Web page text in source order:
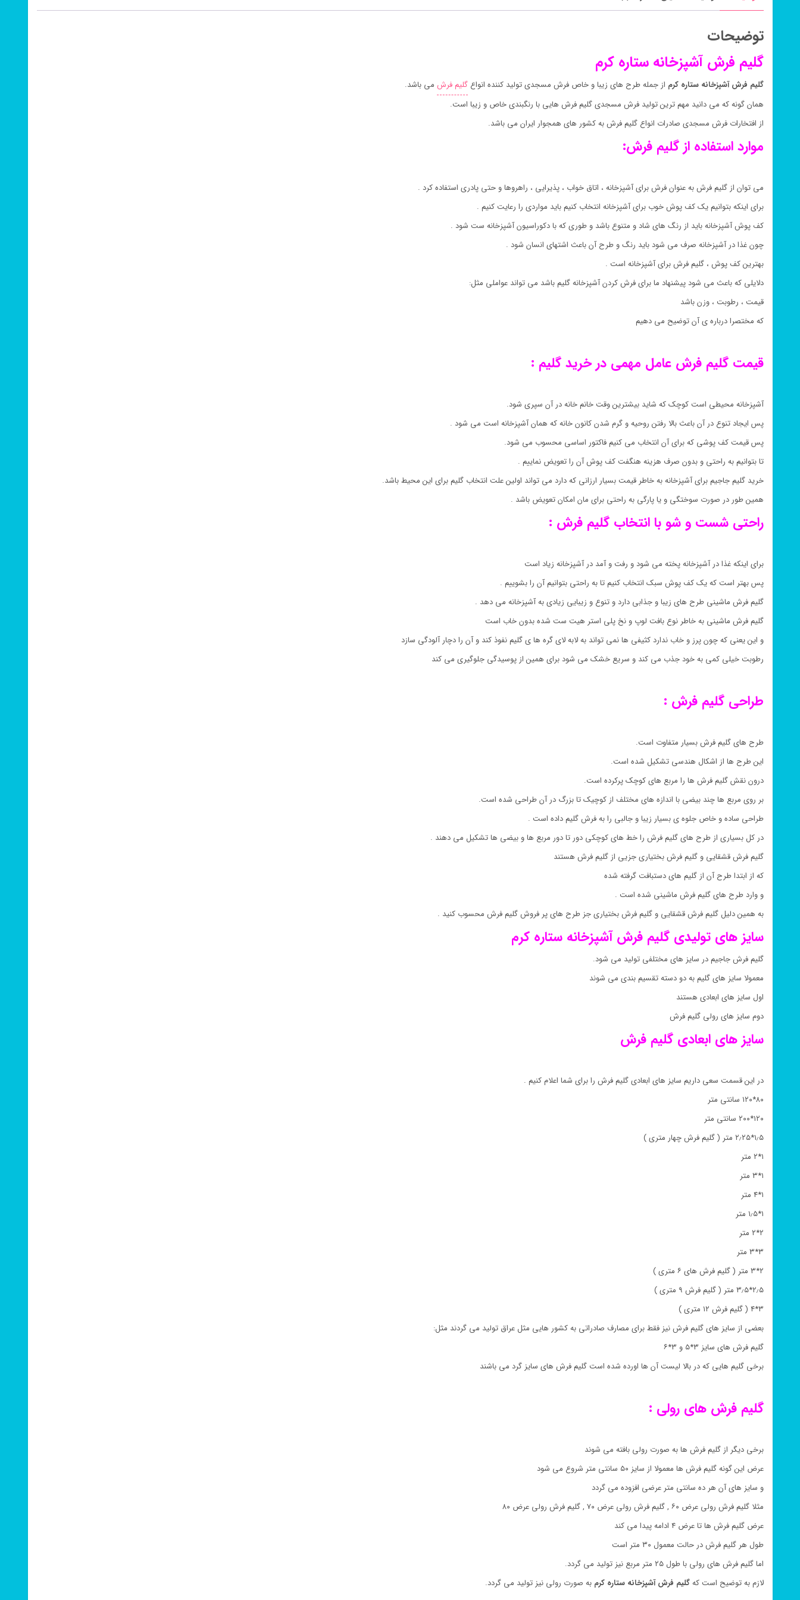
توضیحات
گلیم فرش آشپزخانه ستاره کرم
گلیم فرش آشپزخانه ستاره کرم از جمله طرح های زیبا و خاص فرش مسجدی تولید کننده انواعگلیم فرش می باشد.
همان گونه که می دانید مهم ترین تولید فرش مسجدی گلیم فرش هایی با رنگبندی خاص و زیبا است.
از افتخارات فرش مسجدی صادرات انواع گلیم فرش به کشور های همجوار ایران می باشد.
موارد استفاده از گلیم فرش:
می توان از گلیم فرش به عنوان فرش برای آشپزخانه ، اتاق خواب ، پذیرایی ، راهروها و حتی پادری استفاده کرد .
برای اینکه بتوانیم یک کف پوش خوب برای آشپزخانه انتخاب کنیم باید مواردی را رعایت کنیم .
کف پوش آشپزخانه باید از رنگ های شاد و متنوع باشد و طوری که با دکوراسیون آشپزخانه ست شود .
چون غذا در آشپزخانه صرف می شود باید رنگ و طرح آن باعث اشتهای انسان شود .
بهترین کف پوش ، گلیم فرش برای آشپزخانه است .
دلایلی که باعث می شود پیشنهاد ما برای فرش کردن آشپزخانه گلیم باشد می تواند عواملی مثل:
قیمت ، رطوبت ، وزن باشد
که مختصرا درباره ی آن توضیح می دهیم
قیمت گلیم فرش عامل مهمی در خرید گلیم :
آشپزخانه محیطی است کوچک که شاید بیشترین وقت خانم خانه در آن سپری شود.
پس ایجاد تنوع در آن باعث بالا رفتن روحیه و گرم شدن کانون خانه که همان آشپزخانه است می شود .
پس قیمت کف پوشی که برای آن انتخاب می کنیم فاکتور اساسی محسوب می شود.
تا بتوانیم به راحتی و بدون صرف هزینه هنگفت کف پوش آن را تعویض نماییم .
خرید گلیم جاجیم برای آشپزخانه به خاطر قیمت بسیار ارزانی که دارد می تواند اولین علت انتخاب گلیم برای این محیط باشد.
همین طور در صورت سوختگی و یا پارگی به راحتی برای مان امکان تعویض باشد .
راحتی شست و شو با انتخاب گلیم فرش :
برای اینکه غذا در آشپزخانه پخته می شود و رفت و آمد در آشپزخانه زیاد است
پس بهتر است که یک کف پوش سبک انتخاب کنیم تا به راحتی بتوانیم آن را بشوییم .
گلیم فرش ماشینی طرح های زیبا و جذابی دارد و تنوع و زیبایی زیادی به آشپزخانه می دهد .
گلیم فرش ماشینی به خاطر نوع بافت لوپ و نخ پلی استر هیت ست شده بدون خاب است
و این یعنی که چون پرز و خاب ندارد کثیفی ها نمی تواند به لابه لای گره ها ی گلیم نفوذ کند و آن را دچار آلودگی سازد
رطوبت خیلی کمی به خود جذب می کند و سریع خشک می شود برای همین از پوسیدگی جلوگیری می کند
طراحی گلیم فرش :
طرح های گلیم فرش بسیار متفاوت است.
این طرح ها از اشکال هندسی تشکیل شده است.
درون نقش گلیم فرش ها را مربع های کوچک پرکرده است.
بر روی مربع ها چند بیضی با اندازه های مختلف از کوچیک تا بزرگ در آن طراحی شده است.
طراحی ساده و خاص جلوه ی بسیار زیبا و جالبی را به فرش گلیم داده است .
در کل بسیاری از طرح های گلیم فرش را خط های کوچکی دور تا دور مربع ها و بیضی ها تشکیل می دهند .
گلیم فرش قشقایی و گلیم فرش بختیاری جزیی از گلیم فرش هستند
که از ابتدا طرح آن از گلیم های دستبافت گرفته شده
و وارد طرح های گلیم فرش ماشینی شده است .
به همین دلیل گلیم فرش قشقایی و گلیم فرش بختیاری جز طرح های پر فروش گلیم فرش محسوب کنید .
سایز های تولیدی گلیم فرشآشپزخانه ستاره کرم
گلیم فرش جاجیم در سایز های مختلفی تولید می شود.
معمولا سایز های گلیم به دو دسته تقسیم بندی می شوند
اول سایز های ابعادی هستند
دوم سایز های رولی گلیم فرش
سایز های ابعادی گلیم فرش
در این قسمت سعی داریم سایز های ابعادی گلیم فرش را برای شما اعلام کنیم .
۸۰*۱۲۰ سانتی متر
۱۲۰*۲۰۰ سانتی متر
۱٫۵*۲٫۲۵ متر ( گلیم فرش چهار متری )
۱*۲ متر
۱*۳ متر
۱*۴ متر
۱*۱٫۵ متر
۲*۲ متر
۳*۳ متر
۲*۳ متر ( گلیم فرش های ۶ متری )
۲٫۵*۳٫۵ متر ( گلیم فرش ۹ متری )
۳*۴ ( گلیم فرش ۱۲ متری )
بعضی از سایز های گلیم فرش نیز فقط برای مصارف صادراتی به کشور هایی مثل عراق تولید می گردند مثل:
گلیم فرش های سایز ۳*۵ و ۳*۶
برخی گلیم هایی که در بالا لیست آن ها اورده شده است گلیم فرش های سایز گرد می باشند
گلیم فرش های رولی :
برخی دیگر از گلیم فرش ها به صورت رولی بافته می شوند
عرض این گونه گلیم فرش ها معمولا از سایز ۵۰ سانتی متر شروع می شود
و سایز های آن هر ده سانتی متر عرضی افزوده می گردد
مثلا گلیم فرش رولی عرض ۶۰ , گلیم فرش رولی عرض ۷۰ , گلیم فرش رولی عرض ۸۰
عرض گلیم فرش ها تا عرض ۴ ادامه پیدا می کند
طول هر گلیم فرش در حالت معمول ۳۰ متر است
اما گلیم فرش های رولی با طول ۲۵ متر مربع نیز تولید می گردد.
لازم به توضیح است کهگلیم فرشآشپزخانه ستاره کرم به صورت رولی نیز تولید می گردد.